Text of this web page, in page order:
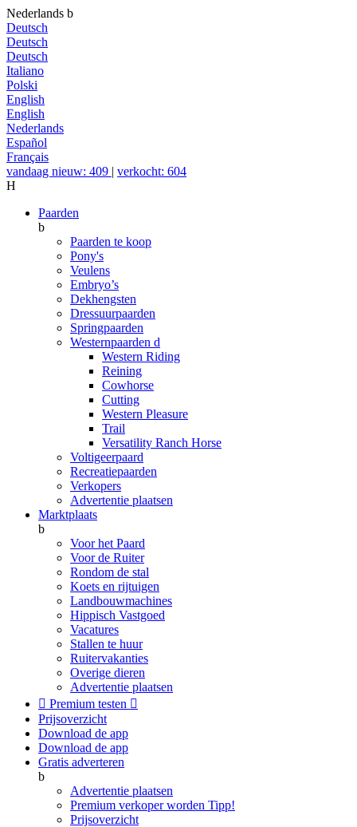
Nederlands b
Deutsch
Deutsch
Deutsch
Italiano
Polski
English
English
Nederlands
Español
Français
vandaag nieuw: 409 | verkocht: 604
H
Paarden
b
Paarden te koop
Pony's
Veulens
Embryo’s
Dekhengsten
Dressuurpaarden
Springpaarden
Westernpaarden d
Western Riding
Reining
Cowhorse
Cutting
Western Pleasure
Trail
Versatility Ranch Horse
Voltigeerpaard
Recreatiepaarden
Verkopers
Advertentie plaatsen
Marktplaats
b
Voor het Paard
Voor de Ruiter
Rondom de stal
Koets en rijtuigen
Landbouwmachines
Hippisch Vastgoed
Vacatures
Stallen te huur
Ruitervakanties
Overige dieren
Advertentie plaatsen
 Premium testen 
Prijsoverzicht
Download de app
Download de app
Gratis adverteren
b
Advertentie plaatsen
Premium verkoper worden Tipp!
Prijsoverzicht